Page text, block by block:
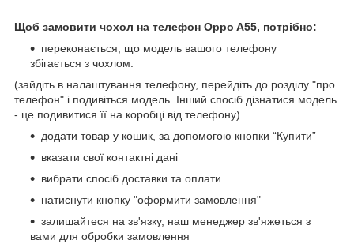
Щоб замовити чохол на телефон Oppo A55, потрібно:
переконається, що модель вашого телефону
збігається з чохлом.
(зайдіть в налаштування телефону, перейдіть до розділу "про
телефон" і подивіться модель. Інший спосіб дізнатися модель
- це подивитися її на коробці від телефону)
додати товар у кошик, за допомогою кнопки “Купити”
вказати свої контактні дані
вибрати спосіб доставки та оплати
натиснути кнопку "оформити замовлення"
залишайтеся на зв'язку, наш менеджер зв'яжеться з
вами для обробки замовлення